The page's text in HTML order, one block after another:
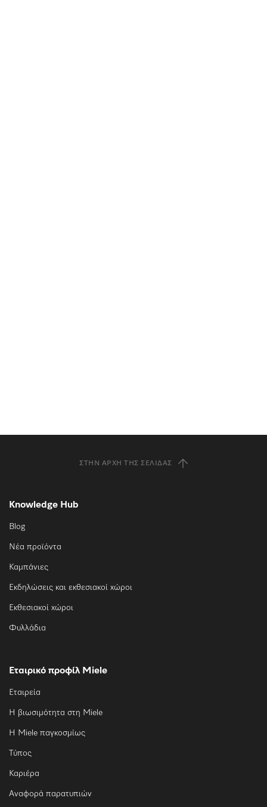
ΣΤΗΝ ΑΡΧΉ ΤΗΣ ΣΕΛΊΔΑΣ
Knowledge Hub
Blog
Νέα προϊόντα
Καμπάνιες
Εκδηλώσεις και εκθεσιακοί χώροι
Εκθεσιακοί χώροι
Φυλλάδια
Εταιρικό προφίλ Miele
Εταιρεία
Η βιωσιμότητα στη Miele
Η Miele παγκοσμίως
Τύπος
Καριέρα
Αναφορά παρατυπιών